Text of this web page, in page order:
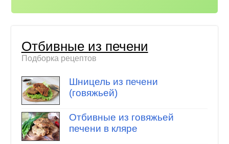
Отбивные из печени
Подборка рецептов
Шницель из печени
(говяжьей)
Отбивные из говяжьей
печени в кляре